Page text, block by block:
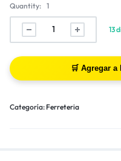
Quantity: 1
13
Categoría: Ferreteria